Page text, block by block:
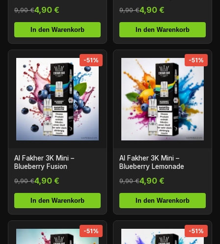
9,90 €4,90 €
In den Warenkorb
9,90 €4,90 €
In den Warenkorb
-51%
Al Fakher 3K Mini –
Blueberry Fusion
9,90 €4,90 €
In den Warenkorb
-51%
Al Fakher 3K Mini –
Blueberry Lemonade
9,90 €4,90 €
In den Warenkorb
-51% -51%